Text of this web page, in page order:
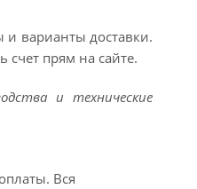
варианты доставки.
счет прям на сайте.
и технические
Вся